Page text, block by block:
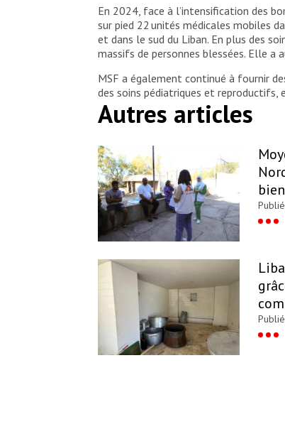
En 2024, face à l’intensification des
sur pied 22 unités médicales mobiles
et dans le sud du Liban. En plus des
massifs de personnes blessées. Elle a
MSF a également continué à fournir
des soins pédiatriques et reproductifs,
Autres articles